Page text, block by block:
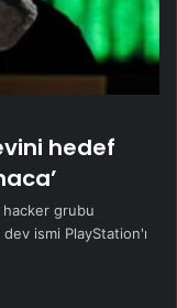
hedef
hacker grubu
ismi PlayStation'ı